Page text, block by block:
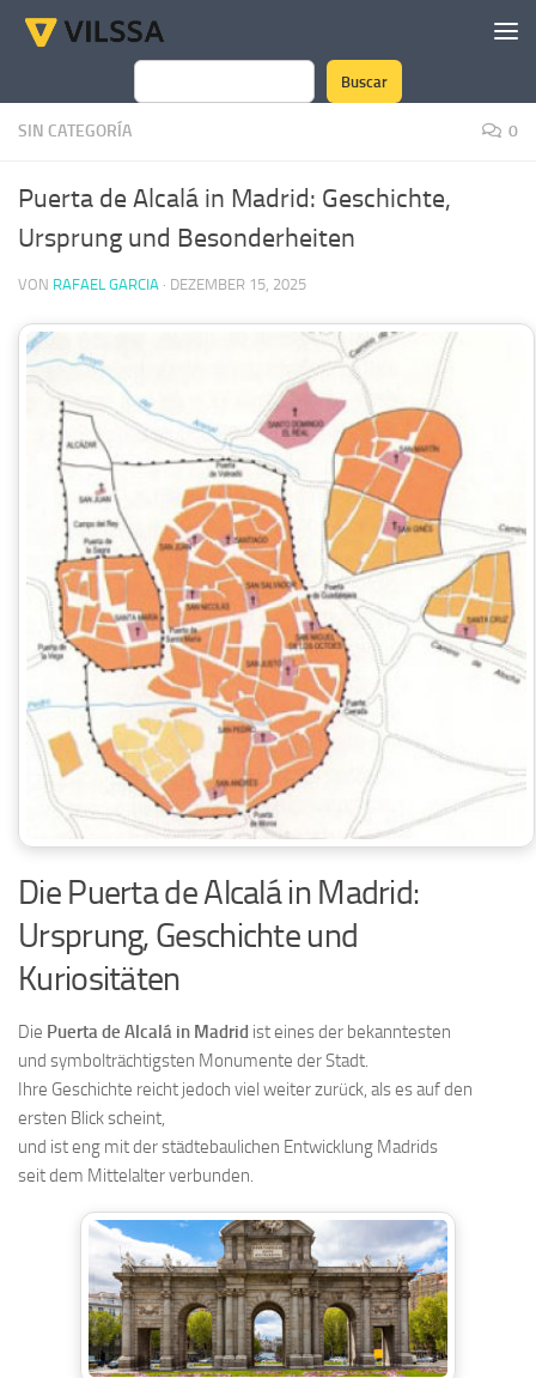
Zum Inhalt springen
Suchen
Buscar
SIN CATEGORÍA 0
Puerta de Alcalá in Madrid: Geschichte,
Ursprung und Besonderheiten
VON RAFAEL GARCIA · DEZEMBER 15, 2025
Die Puerta de Alcalá in Madrid:
Ursprung, Geschichte und
Kuriositäten
Die Puerta de Alcalá in Madrid ist eines der bekanntesten
und symbolträchtigsten Monumente der Stadt.
Ihre Geschichte reicht jedoch viel weiter zurück, als es auf den
ersten Blick scheint,
und ist eng mit der städtebaulichen Entwicklung Madrids
seit dem Mittelalter verbunden.